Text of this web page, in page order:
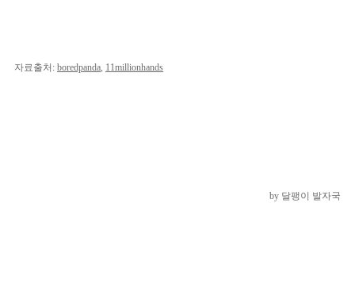
자료출처: boredpanda, 11millionhands
by 달팽이 발자국